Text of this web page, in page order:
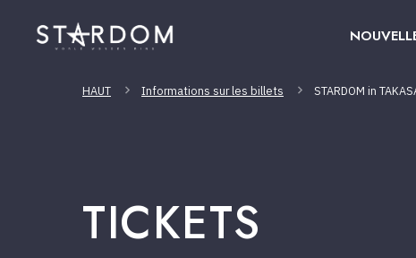
HAUT Informations sur les billets STARDOM in
TICKETS